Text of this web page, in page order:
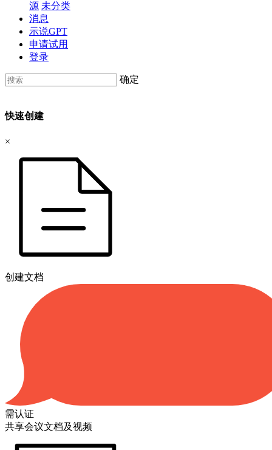
源 未分类
消息
示说GPT
申请试用
登录
确定
快速创建
×
创建文档
需认证
共享会议文档及视频